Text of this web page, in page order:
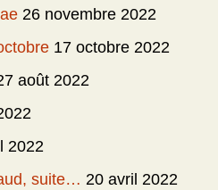
26 novembre 2022
17 octobre 2022
août 2022
2022
suite… 20 avril 2022